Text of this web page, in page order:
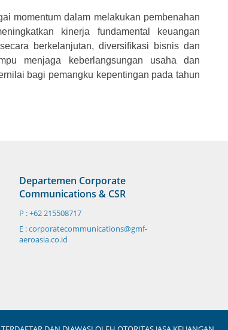
momentum dalam melakukan pembenahan
kinerja fundamental keuangan
berkelanjutan, diversifikasi bisnis dan
menjaga keberlangsungan usaha dan
bagi pemangku kepentingan pada tahun
Departemen Corporate
Communications & CSR
P : +62 215508717
E : corporatecommunications@gmf-
aeroasia.co.id